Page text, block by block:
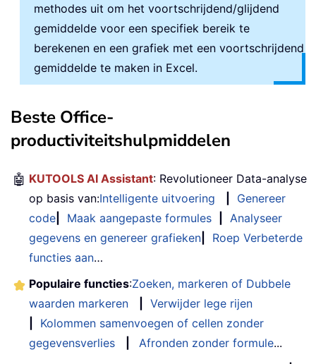
methodes uit om het voortschrijdend/glijdend
gemiddelde voor een specifiek bereik te
berekenen en een grafiek met een voortschrijdend
gemiddelde te maken in Excel.
Beste Office-
productiviteitshulpmiddelen
🤖 KUTOOLS AI Assistant: Revolutioneer Data-analyse
op basis van:Intelligente uitvoering
Genereer
code
Maak aangepaste formules
Analyseer
gegevens en genereer grafieken
Roep Verbeterde
functies aan…
Populaire functies:Zoeken, markeren of Dubbele
waarden markeren
Verwijder lege rijen
Kolommen samenvoegen of cellen zonder
gegevensverlies
Afronden zonder formule...